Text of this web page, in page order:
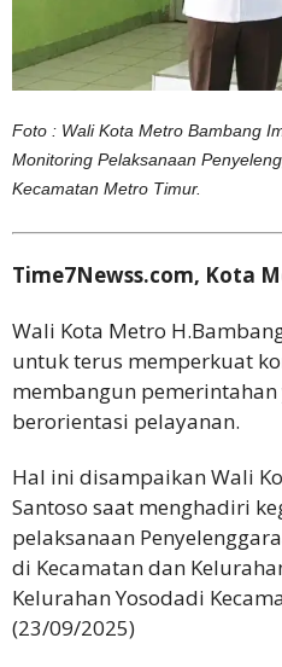
Foto : Wali Kota Metro Bambang
Monitoring Pelaksanaan
Kecamatan Metro Timur.
Time7Newss.com, Kota
Wali Kota Metro
untuk terus memperkuat
membangun
berorientasi pelayanan.
Hal ini disampaikan Wali
Santoso saat menghadiri
pelaksanaan
di Kecamatan dan
Kelurahan Yosodadi
(23/09/2025)